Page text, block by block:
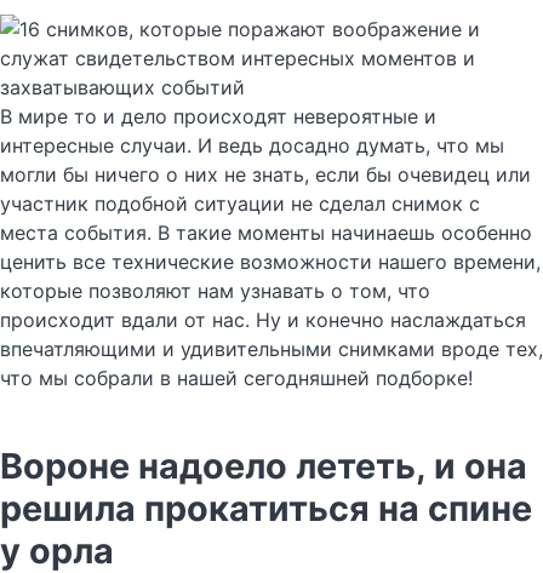
В мире то и дело происходят невероятные и
интересные случаи. И ведь досадно думать, что мы
могли бы ничего о них не знать, если бы очевидец или
участник подобной ситуации не сделал снимок с
места события. В такие моменты начинаешь особенно
ценить все технические возможности нашего времени,
которые позволяют нам узнавать о том, что
происходит вдали от нас. Ну и конечно наслаждаться
впечатляющими и удивительными снимками вроде тех,
что мы собрали в нашей сегодняшней подборке!
Вороне надоело лететь, и она
решила прокатиться на спине
у орла